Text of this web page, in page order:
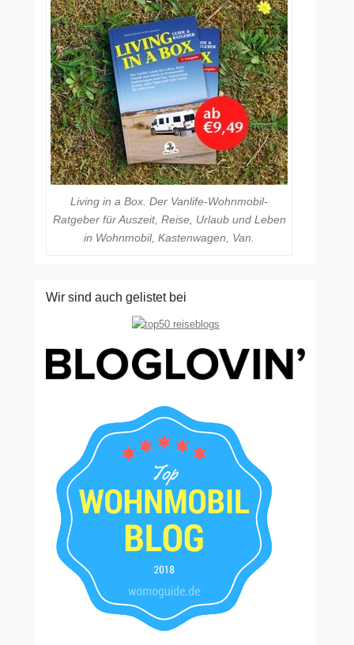
Living in a Box. Der Vanlife-Wohnmobil-
Ratgeber für Auszeit, Reise, Urlaub und Leben
in Wohnmobil, Kastenwagen, Van.
Wir sind auch gelistet bei